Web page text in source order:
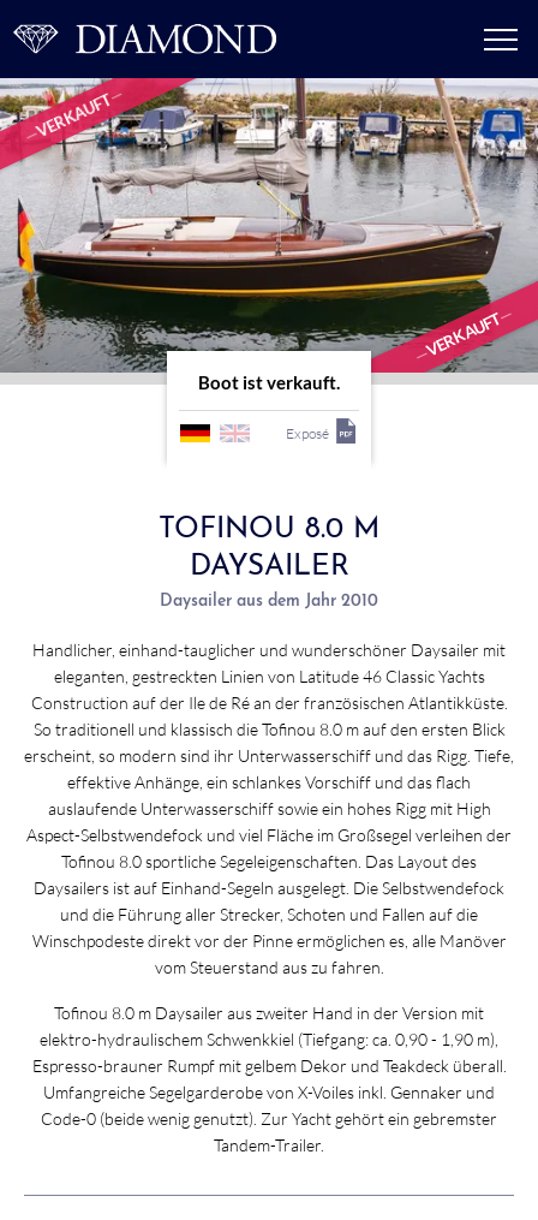
VERKAUFT
VERKAUFT
Boot ist verkauft.
Exposé
TOFINOU 8.0 M
DAYSAILER
Daysailer aus dem Jahr 2010
Handlicher, einhand-tauglicher und wunderschöner Daysailer mit
eleganten, gestreckten Linien von Latitude 46 Classic Yachts
Construction auf der Ile de Ré an der französischen Atlantikküste.
So traditionell und klassisch die Tofinou 8.0 m auf den ersten Blick
erscheint, so modern sind ihr Unterwasserschiff und das Rigg. Tiefe,
effektive Anhänge, ein schlankes Vorschiff und das flach
auslaufende Unterwasserschiff sowie ein hohes Rigg mit High
Aspect-Selbstwendefock und viel Fläche im Großsegel verleihen der
Tofinou 8.0 sportliche Segeleigenschaften. Das Layout des
Daysailers ist auf Einhand-Segeln ausgelegt. Die Selbstwendefock
und die Führung aller Strecker, Schoten und Fallen auf die
Winschpodeste direkt vor der Pinne ermöglichen es, alle Manöver
vom Steuerstand aus zu fahren.
Tofinou 8.0 m Daysailer aus zweiter Hand in der Version mit
elektro-hydraulischem Schwenkkiel (Tiefgang: ca. 0,90 - 1,90 m),
Espresso-brauner Rumpf mit gelbem Dekor und Teakdeck überall.
Umfangreiche Segelgarderobe von X-Voiles inkl. Gennaker und
Code-0 (beide wenig genutzt). Zur Yacht gehört ein gebremster
Tandem-Trailer.